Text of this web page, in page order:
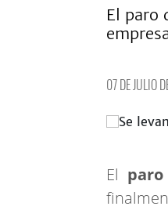
El paro
07 DE JULIO
El